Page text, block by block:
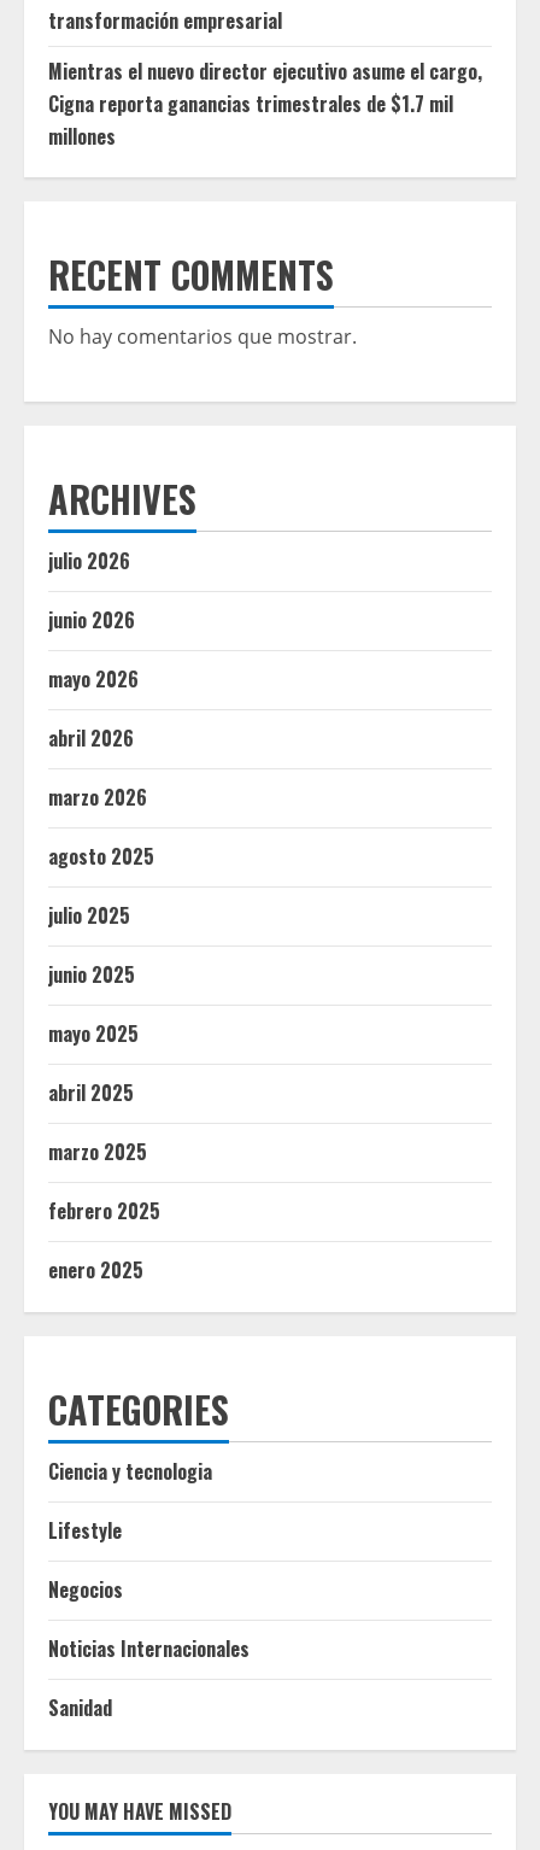
transformación empresarial
Mientras el nuevo director ejecutivo asume el cargo,
Cigna reporta ganancias trimestrales de $1.7 mil
millones
RECENT COMMENTS
No hay comentarios que mostrar.
ARCHIVES
julio 2026
junio 2026
mayo 2026
abril 2026
marzo 2026
agosto 2025
julio 2025
junio 2025
mayo 2025
abril 2025
marzo 2025
febrero 2025
enero 2025
CATEGORIES
Ciencia y tecnologia
Lifestyle
Negocios
Noticias Internacionales
Sanidad
YOU MAY HAVE MISSED